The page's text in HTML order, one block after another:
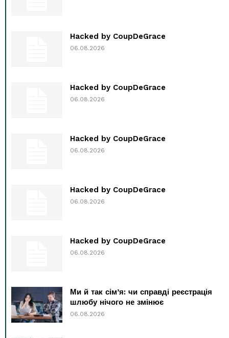
Hacked by CoupDeGrace
06.08.2026
Hacked by CoupDeGrace
06.08.2026
Hacked by CoupDeGrace
06.08.2026
Hacked by CoupDeGrace
06.08.2026
Hacked by CoupDeGrace
06.08.2026
Ми й так сім’я: чи справді реєстрація
шлюбу нічого не змінює
06.08.2026